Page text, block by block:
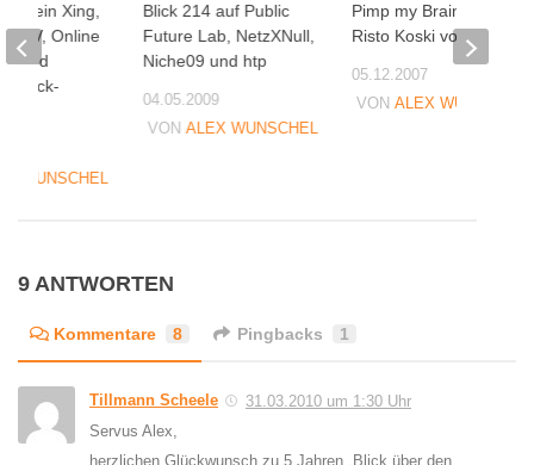
Blick 214 auf Public
Future Lab, NetzXNull,
Niche09 und htp
04.05.2009
VON ALEX WUNSCHEL
Pimp my Brain mit
Risto Koski von Nokia
05.12.2007
VONALEX WUNSCHEL
ein Xing,
TV, Online
und
WUNSCHEL
9 ANTWORTEN
Kommentare 8 Pingbacks 1
Tillmann Scheele
31.03.2010 um 1:30 Uhr
Servus Alex,
herzlichen Glückwunsch zu 5 Jahren „Blick über den